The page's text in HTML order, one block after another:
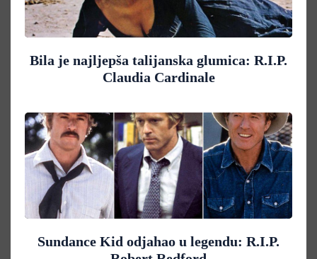
Bila je najljepša talijanska glumica: R.I.P.
Claudia Cardinale
Sundance Kid odjahao u legendu: R.I.P.